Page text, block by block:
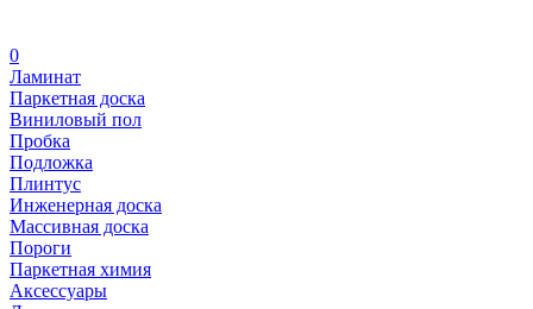
0
Ламинат
Паркетная доска
Виниловый пол
Пробка
Подложка
Плинтус
Инженерная доска
Массивная доска
Пороги
Паркетная химия
Аксессуары